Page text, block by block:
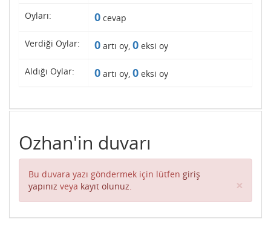
Oyları: 0 cevap
Verdiği Oylar: 0 artı oy, 0 eksi oy
Aldığı Oylar: 0 artı oy, 0 eksi oy
Ozhan'in duvarı
Bu duvara yazı göndermek için lütfen giriş
yapınız veya kayıt olunuz. ×